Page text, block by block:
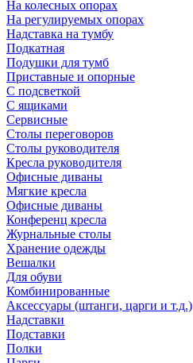
На колесных опорах
На регулируемых опорах
Надставка на тумбу
Подкатная
Подушки для тумб
Приставные и опорные
С подсветкой
С ящиками
Сервисные
Столы переговоров
Столы руководителя
Кресла руководителя
Офисные диваны
Мягкие кресла
Офисные диваны
Конференц кресла
Журнальные столы
Хранение одежды
Вешалки
Для обуви
Комбинированные
Аксессуары (штанги, царги и т.д.)
Надставки
Подставки
Полки